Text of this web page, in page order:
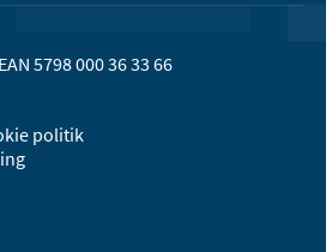
EAN 5798 000 36 33 66
politik